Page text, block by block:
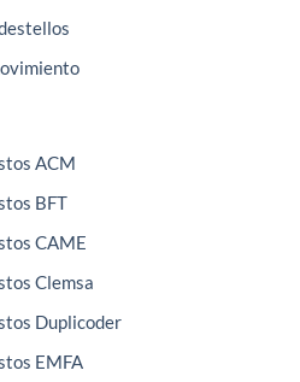
ACM
BFT
CAME
Clemsa
Duplicoder
EMFA